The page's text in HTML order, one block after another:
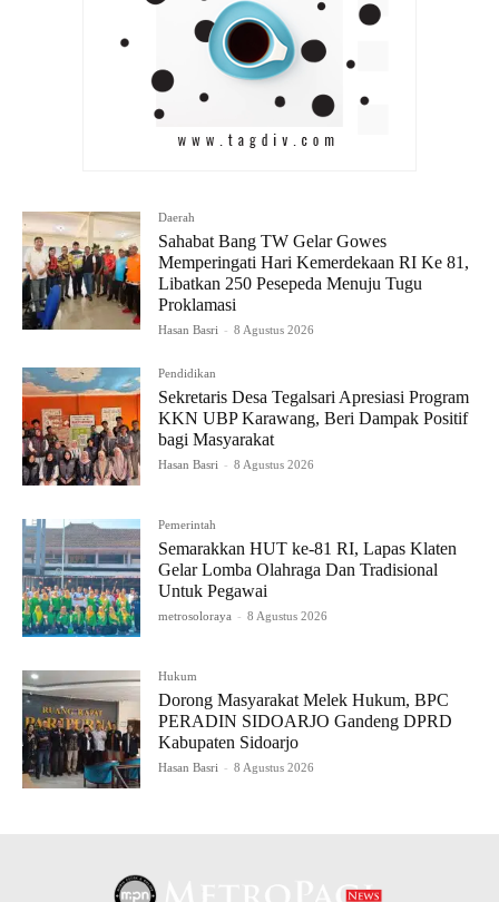
Daerah
Sahabat Bang TW Gelar Gowes
Memperingati Hari Kemerdekaan RI Ke 81,
Libatkan 250 Pesepeda Menuju Tugu
Proklamasi
Hasan Basri - 8 Agustus 2026
Pendidikan
Sekretaris Desa Tegalsari Apresiasi Program
KKN UBP Karawang, Beri Dampak Positif
bagi Masyarakat
Hasan Basri - 8 Agustus 2026
Pemerintah
Semarakkan HUT ke-81 RI, Lapas Klaten
Gelar Lomba Olahraga Dan Tradisional
Untuk Pegawai
metrosoloraya - 8 Agustus 2026
Hukum
Dorong Masyarakat Melek Hukum, BPC
PERADIN SIDOARJO Gandeng DPRD
Kabupaten Sidoarjo
Hasan Basri - 8 Agustus 2026